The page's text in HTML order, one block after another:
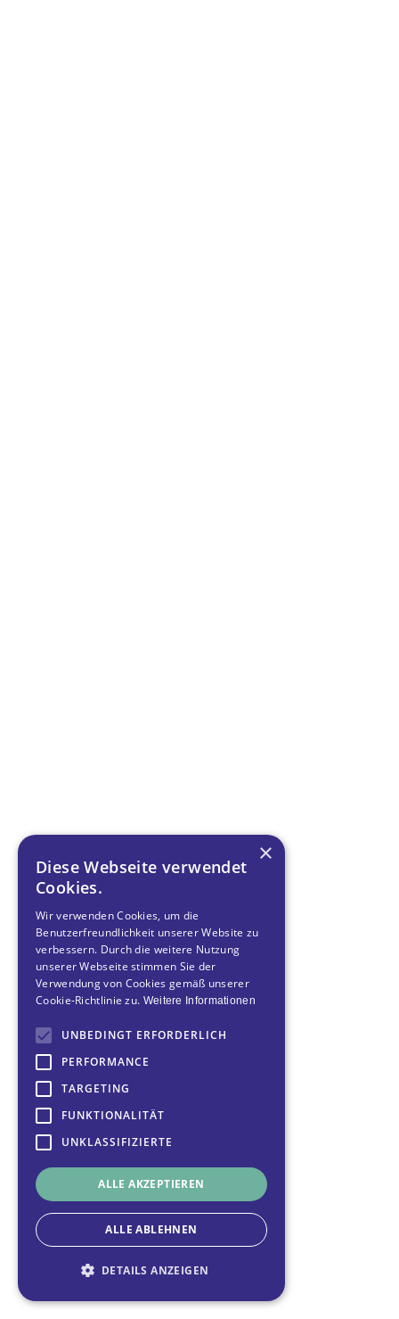
×
Diese Webseite verwendet
Cookies.
Wir verwenden Cookies, um die
Benutzerfreundlichkeit unserer Website zu
verbessern. Durch die weitere Nutzung
unserer Webseite stimmen Sie der
Verwendung von Cookies gemäß unserer
Cookie-Richtlinie zu. Weitere Informationen
UNBEDINGT ERFORDERLICH
PERFORMANCE
TARGETING
FUNKTIONALITÄT
UNKLASSIFIZIERTE
ALLE AKZEPTIEREN
ALLE ABLEHNEN
DETAILS ANZEIGEN